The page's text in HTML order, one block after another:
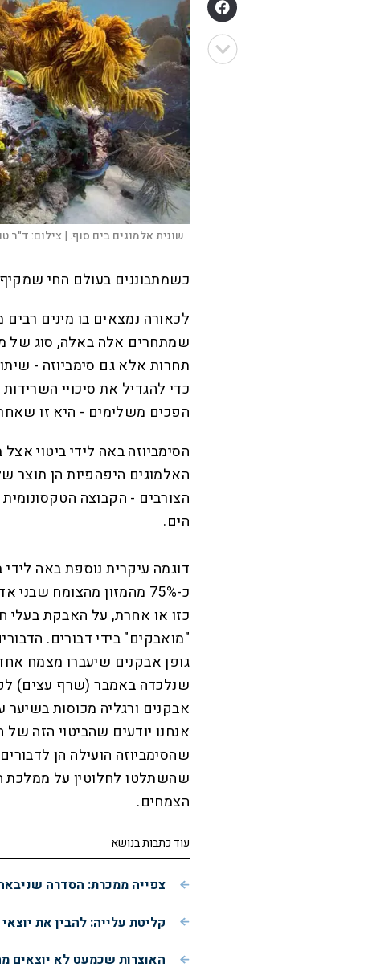
שונית אלמוגים בים סוף. | צילום:ד"ר
כשמתבוננים בעולם החי
לכאורה נמצאים בו מינים
שמתחרים אלה באלה, סוג של
תחרות אלא גם סימביוזה -
כדי להגדיל את סיכויי
הפכים משלימים - היא זו
הסימביוזה באה לידי ביטוי
האלמוגים היפהפיות הן תוצר
הצורבים - הקבוצה
הים.
דוגמה עיקרית נוספת באה
כ-75% מהמזון מהצומח
"מואבקים" בידי דבורים.
גופן אבקנים שיעברו מצמח
אבקנים ורגליה מכוסות בשיער
אנחנו יודעים שהביטוי הזה
הצמחים.
עוד כתבות בנושא
צפייה ממכרת: הסדרה
קליטת עלייה: להבין את
האוצרות שכמעט לא יוצאים